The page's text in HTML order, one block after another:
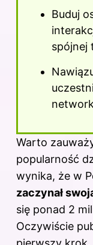
Buduj
spójnej
Warto
popularność
wynika, że w
zaczynał
się ponad 2
Oczywiście